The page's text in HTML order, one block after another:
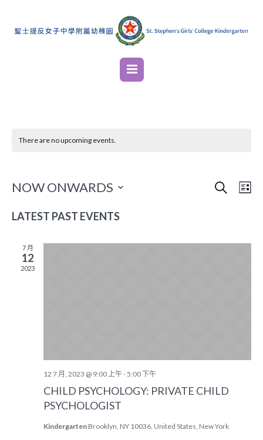
There are no upcoming events.
VIEWS
SEARCH
NOW ONWARDS
date.
LATEST PAST EVENTS
7 月
12
2023
12 7 月, 2023 @ 9:00 上午-5:00 下午
CHILD PSYCHOLOGY: PRIVATE CHILD
PSYCHOLOGIST
Kindergarten Brooklyn, NY 10036, United States, New York